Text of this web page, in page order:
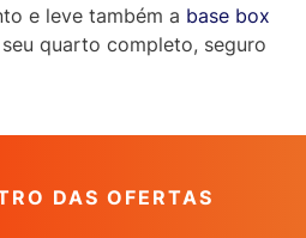
e leve também a base box
quarto completo, seguro
DAS OFERTAS